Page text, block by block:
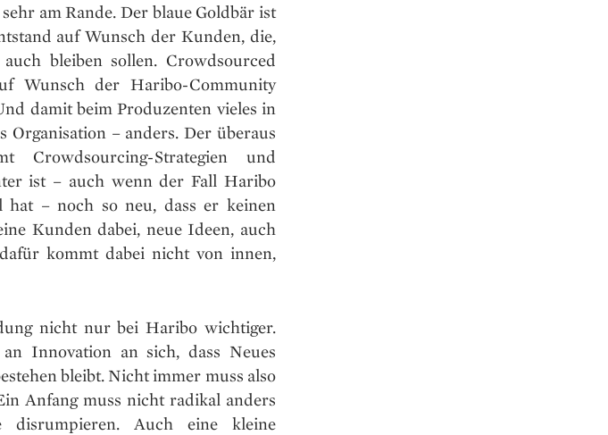
am Rande. Der blaue Goldbär ist
auf Wunsch der Kunden, die,
bleiben sollen. Crowdsourced
Wunsch der Haribo-Community
damit beim Produzenten vieles in
Organisation – anders. Der überaus
Crowdsourcing-Strategien und
ist – auch wenn der Fall Haribo
– noch so neu, dass er keinen
Kunden dabei, neue Ideen, auch
kommt dabei nicht von innen,
nicht nur bei Haribo wichtiger.
Innovation an sich, dass Neues
bleibt. Nicht immer muss also
Anfang muss nicht radikal anders
disrumpieren. Auch eine kleine